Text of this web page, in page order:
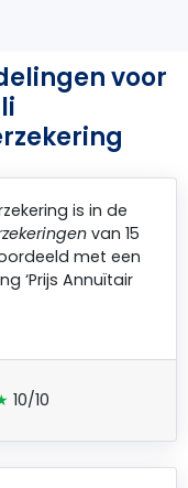
voor
is in de
van 15
met een
‘Prijs Annuïtair
10/10